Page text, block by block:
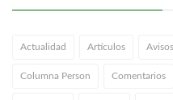
Actualidad Artículos
Columna Person Comentarios